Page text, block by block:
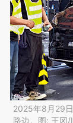
2025年8月29
路边。图: 王冈